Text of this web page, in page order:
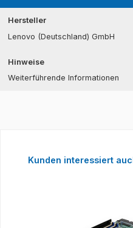
Hersteller
Lenovo (Deutschland) GmbH
Hinweise
Weiterführende Informationen
Produktgalerie überspringen
Kunden interessiert